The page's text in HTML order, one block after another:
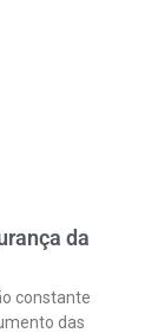
da
constante
das